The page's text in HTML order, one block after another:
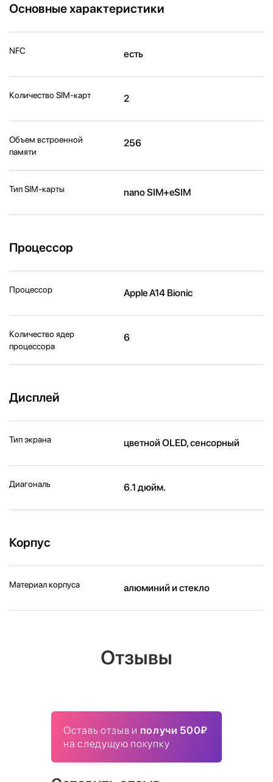
Основные характеристики
NFC есть
Количество SIM-карт 2
Объем встроенной
памяти
256
Тип SIM-карты nano SIM+eSIM
Процессор
Процессор Apple A14 Bionic
Количество ядер
процессора
6
Дисплей
Тип экрана цветной OLED, сенсорный
Диагональ 6.1 дюйм.
Корпус
Материал корпуса алюминий и стекло
Отзывы
Оставь отзыв и получи 500₽
на следущую покупку